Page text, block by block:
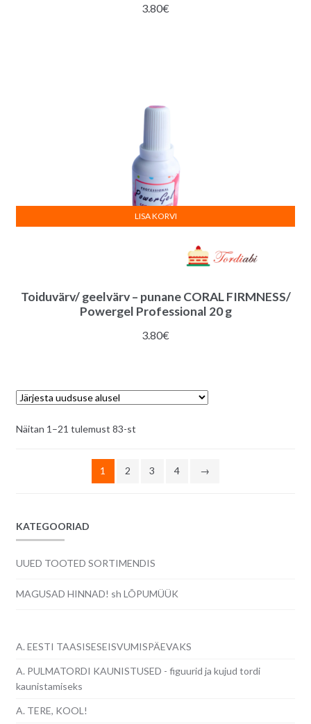
3.80€
Toiduvärv/ geelvärv – punane CORAL FIRMNESS/
Powergel Professional 20 g
3.80€
LISA KORVI
Näitan 1–21 tulemust 83-stSorditud
1
2 3 4 →
KATEGOORIAD
UUED TOOTED SORTIMENDIS
MAGUSAD HINNAD! sh LÕPUMÜÜK
A. EESTI TAASISESEISVUMISPÄEVAKS
A. PULMATORDI KAUNISTUSED - figuurid ja kujud tordi
kaunistamiseks
A. TERE, KOOL!